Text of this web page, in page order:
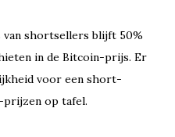
van shortsellers blijft 50%
in de Bitcoin-prijs. Er
voor een short-
prijzen op tafel.